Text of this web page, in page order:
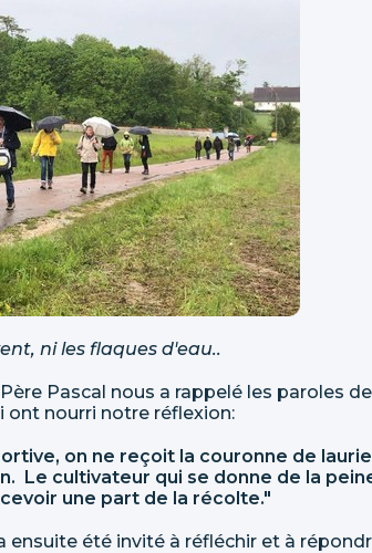
ni les flaques d'eau..
Pascal nous a rappelé les paroles
ont nourri notre réflexion:
on ne reçoit la couronne de
Le cultivateur qui se donne de la
une part de la récolte."
ensuite été invité à réfléchir et à